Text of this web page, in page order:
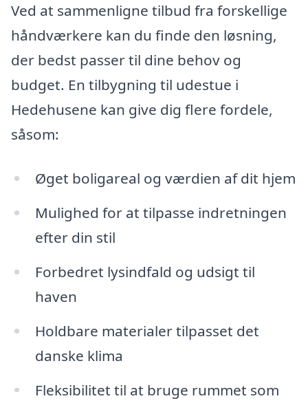
Ved at sammenligne tilbud fra forskellige
håndværkere kan du finde den løsning,
der bedst passer til dine behov og
budget. En tilbygning til udestue i
Hedehusene kan give dig flere fordele,
såsom:
Øget boligareal og værdien af dit hjem
Mulighed for at tilpasse indretningen
efter din stil
Forbedret lysindfald og udsigt til
haven
Holdbare materialer tilpasset det
danske klima
Fleksibilitet til at bruge rummet som